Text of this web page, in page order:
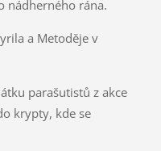
nádherného rána.
a Metoděje v
parašutistů z akce
krypty, kde se